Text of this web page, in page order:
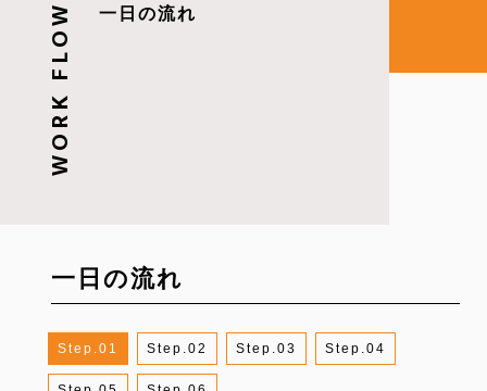
WORK FLOW 一日の流れ
一日の流れ
1 2 3 4